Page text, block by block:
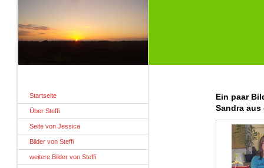
Ein paar
Sandra aus
Startseite
Über Steffi
Seite von Jessica
Bilder von Steffi
weitere Bilder von Steffi